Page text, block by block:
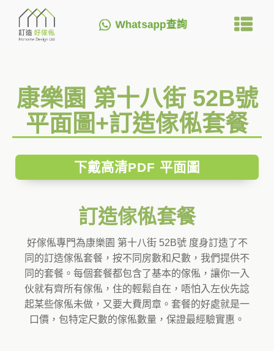
Whatsapp查詢
康樂園 第十八街 52B號
平面圖+訂造傢俬套餐
下戴高清PDF 平面圖
訂造傢俬套餐
好傢俬專門為康樂園 第十八街 52B號 度身訂造了不
同的訂造傢俬套餐，按不同房數和尺數，我們提供不
同的套餐。每個套餐都包含了基本的傢俬，讓你一入
伙就有齊所有傢俬，住的輕鬆自在，唔怕入左伙先諗
起某些傢俬未做，又要大費周章。套餐的好處就是一
口價，包特定尺數的傢俬數量，保證最經驗實惠。